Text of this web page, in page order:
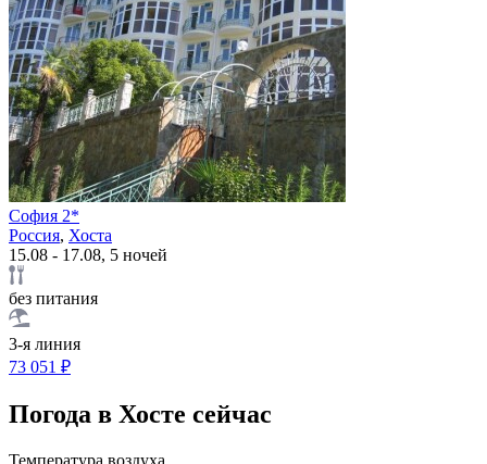
София 2*
Россия, Хоста
15.08 - 17.08, 5 ночей
без питания
3-я линия
73 051 ₽
Погода в Хосте сейчас
Температура воздуха